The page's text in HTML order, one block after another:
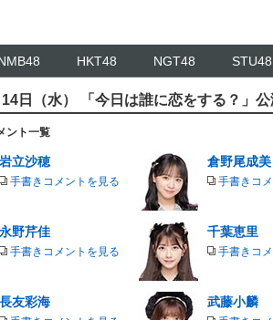
HKT48 NGT48 STU48
日（水） 「今日は誰に恋をする？」公
ント一覧
岩立沙穂
手書きコメントを見る
倉野尾成美
手書きコ
永野芹佳
手書きコメントを見る
千葉恵里
手書きコ
長友彩海 武藤小麟